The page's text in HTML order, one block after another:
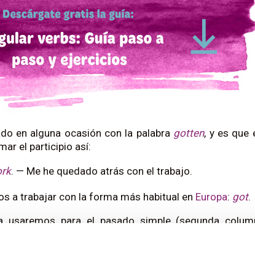
en alguna ocasión con la palabra gotten, y es que
el participio así:
. — Me he quedado atrás con el trabajo.
a trabajar con la forma más habitual en Europa: got.
usaremos para el pasado simple (segunda
en frases afirmativas: